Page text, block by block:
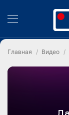
Главная Видео